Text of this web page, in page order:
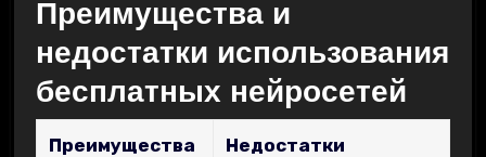
Преимущества и
недостатки использования
бесплатных нейросетей
Преимущества Недостатки